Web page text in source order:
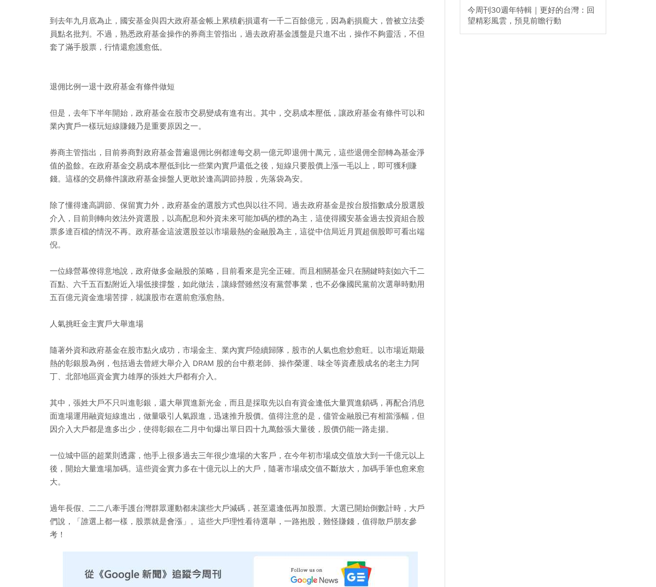
到去年九月底為止，國安基金與四大政府基金帳上累積虧損還有一千二百餘億元，因為虧損龐大，曾被立法委
員點名批判。不過，熟悉政府基金操作的券商主管指出，過去政府基金護盤是只進不出，操作不夠靈活，不但
套了滿手股票，行情還愈護愈低。
退佣比例一退十政府基金有條件做短
但是，去年下半年開始，政府基金在股市交易變成有進有出。其中，交易成本壓低，讓政府基金有條件可以和
業內實戶一樣玩短線賺錢乃是重要原因之一。
券商主管指出，目前券商對政府基金普遍退佣比例都達每交易一億元即退佣十萬元，這些退佣全部轉為基金淨
值的盈餘。在政府基金交易成本壓低到比一些業內實戶還低之後，短線只要股價上漲一毛以上，即可獲利賺
錢。這樣的交易條件讓政府基金操盤人更敢於逢高調節持股，先落袋為安。
除了懂得逢高調節、保留實力外，政府基金的選股方式也與以往不同。過去政府基金是按台股指數成分股選股
介入，目前則轉向效法外資選股，以高配息和外資未來可能加碼的標的為主，這使得國安基金過去投資組合股
票多達百檔的情況不再。政府基金這波選股並以市場最熱的金融股為主，這從中信局近月買超個股即可看出端
倪。
一位綠營幕僚得意地說，政府做多金融股的策略，目前看來是完全正確。而且相關基金只在關鍵時刻如六千二
百點、六千五百點附近入場低接撐盤，如此做法，讓綠營雖然沒有黨營事業，也不必像國民黨前次選舉時動用
五百億元資金進場苦撐，就讓股市在選前愈漲愈熱。
人氣挑旺金主實戶大舉進場
隨著外資和政府基金在股市點火成功，市場金主、業內實戶陸續歸隊，股市的人氣也愈炒愈旺。以市場近期最
熱的彰銀股為例，包括過去曾經大舉介入 DRAM 股的台中蔡老師、操作榮運、味全等資產股成名的老主力阿
丁、北部地區資金實力雄厚的張姓大戶都有介入。
其中，張姓大戶不只叫進彰銀，還大舉買進新光金，而且是採取先以自有資金逢低大量買進鎖碼，再配合消息
面進場運用融資短線進出，做量吸引人氣跟進，迅速推升股價。值得注意的是，儘管金融股已有相當漲幅，但
因介入大戶都是進多出少，使得彰銀在二月中旬爆出單日四十九萬餘張大量後，股價仍能一路走揚。
一位城中區的超業則透露，他手上很多過去三年很少進場的大客戶，在今年初市場成交值放大到一千億元以上
後，開始大量進場加碼。這些資金實力多在十億元以上的大戶，隨著市場成交值不斷放大，加碼手筆也愈來愈
大。
過年長假、二二八牽手護台灣群眾運動都未讓些大戶減碼，甚至還逢低再加股票。大選已開始倒數計時，大戶
們說，「誰選上都一樣，股票就是會漲」。這些大戶理性看待選舉，一路抱股，難怪賺錢，值得散戶朋友參
考！
今周刊30週年特輯｜更好的台灣：回
望精彩風雲，預見前瞻行動